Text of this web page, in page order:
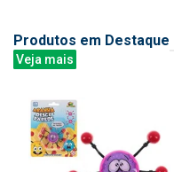
Produtos em Destaque
Veja mais